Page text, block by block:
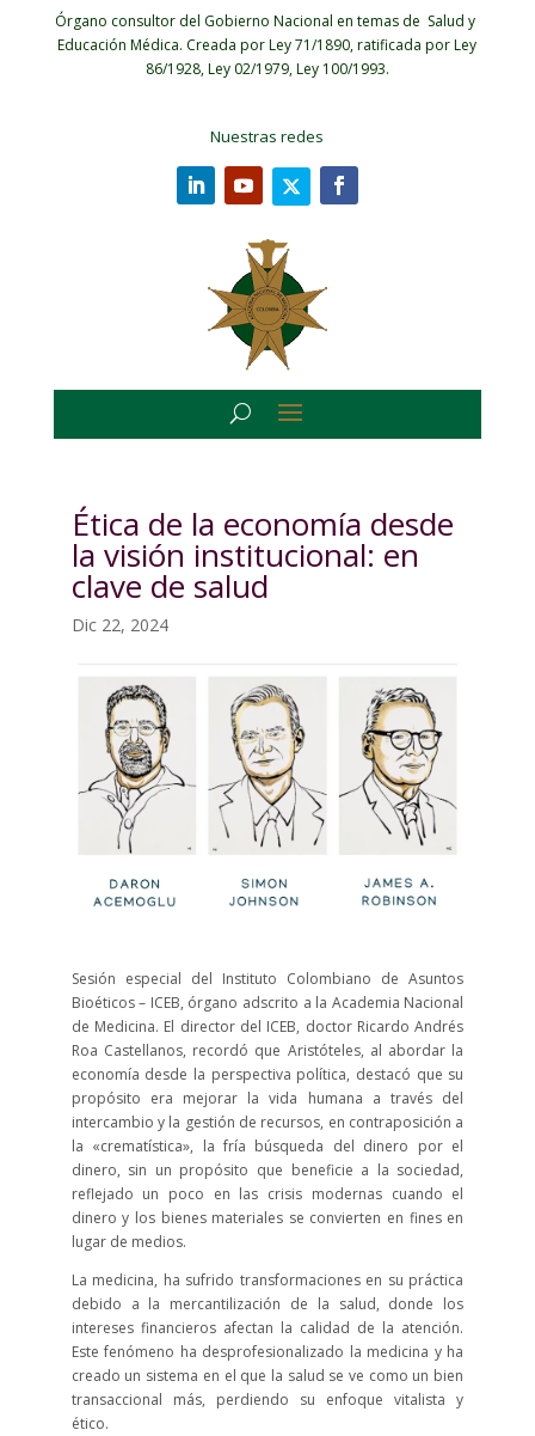
Órgano consultor del Gobierno Nacional en temas de Salud y
Educación Médica. Creada por Ley 71/1890, ratificada por Ley
86/1928, Ley 02/1979, Ley 100/1993.
Nuestras redes
Ética de la economía desde
la visión institucional: en
clave de salud
Dic 22, 2024
Sesión especial del Instituto Colombiano de Asuntos
Bioéticos – ICEB, órgano adscrito a la Academia Nacional
de Medicina. El director del ICEB, doctor Ricardo Andrés
Roa Castellanos, recordó que Aristóteles, al abordar la
economía desde la perspectiva política, destacó que su
propósito era mejorar la vida humana a través del
intercambio y la gestión de recursos, en contraposición a
la «crematística», la fría búsqueda del dinero por el
dinero, sin un propósito que beneficie a la sociedad,
reflejado un poco en las crisis modernas cuando el
dinero y los bienes materiales se convierten en fines en
lugar de medios.
La medicina, ha sufrido transformaciones en su práctica
debido a la mercantilización de la salud, donde los
intereses financieros afectan la calidad de la atención.
Este fenómeno ha desprofesionalizado la medicina y ha
creado un sistema en el que la salud se ve como un bien
transaccional más, perdiendo su enfoque vitalista y
ético.